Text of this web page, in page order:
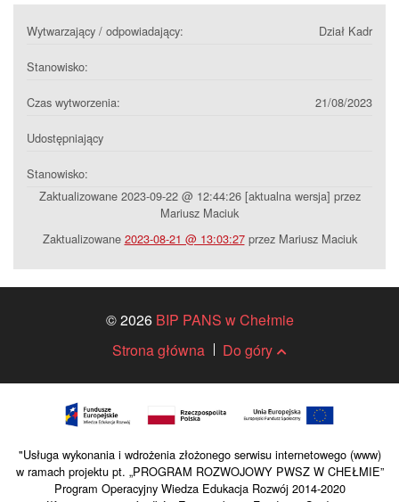
Wytwarzający / odpowiadający: Dział Kadr
Stanowisko:
Czas wytworzenia: 21/08/2023
Udostępniający
Stanowisko:
Zaktualizowane 2023-09-22 @ 12:44:26 [aktualna wersja] przez
Mariusz Maciuk
Zaktualizowane 2023-08-21 @ 13:03:27przez Mariusz Maciuk
© 2026 BIP PANS w Chełmie
Strona główna
Do góry
"Usługa wykonania i wdrożenia złożonego serwisu internetowego (www)
w ramach projektu pt. „PROGRAM ROZWOJOWY PWSZ W CHEŁMIE”
Program Operacyjny Wiedza Edukacja Rozwój 2014-2020